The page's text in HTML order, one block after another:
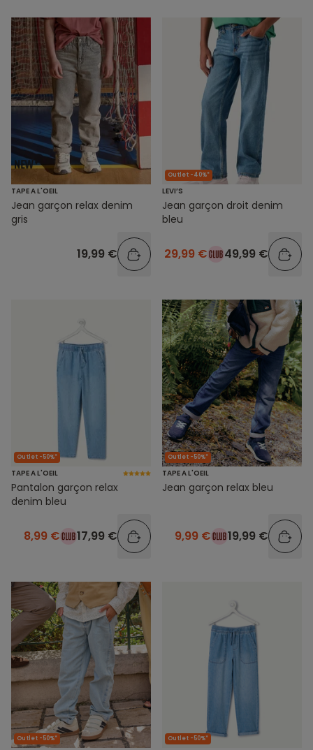
TAPE A L'OEIL
Jean garçon relax denim
gris
19,99 €
Outlet -40%*
LEVI’S
Jean garçon droit denim
bleu
29,99 € 49,99 €
Outlet -50%*
TAPE A L'OEIL
Pantalon garçon relax
denim bleu
8,99 € 17,99 €
Outlet -50%*
TAPE A L'OEIL
Jean garçon relax bleu
9,99 € 19,99 €
Outlet -50%* Outlet -50%*